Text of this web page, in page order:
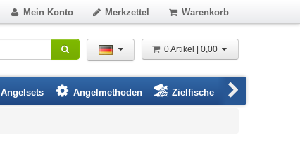
Mein Konto Merkzettel Warenkorb
0 Artikel | 0,00
Angelsets Angelmethoden Zielfische